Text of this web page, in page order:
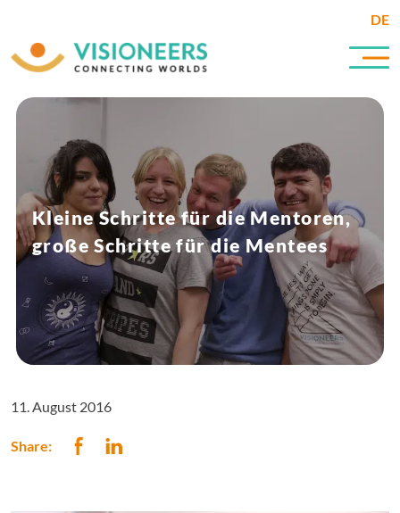
DE
Kleine Schritte für die Mentoren,
große Schritte für die Mentees
11. August 2016
Share: